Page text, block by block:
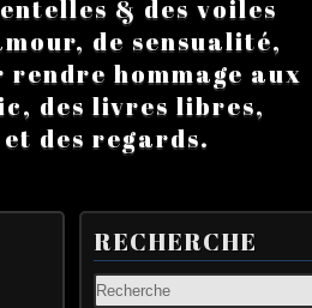
& des voiles
de sensualité,
hommage aux
des livres libres,
des regards.
RECHERCHE